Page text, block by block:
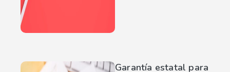
Garantía estatal para